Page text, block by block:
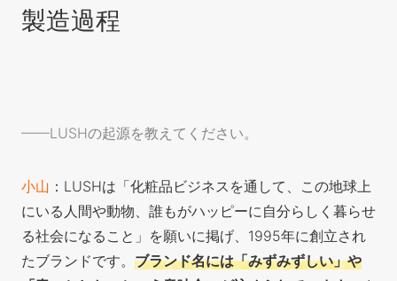
製造過程
——LUSHの起源を教えてください。
小山 ：LUSHは「化粧品ビジネスを通して、この地球上
にいる人間や動物、誰もがハッピーに自分らしく暮らせ
る社会になること」を願いに掲げ、1995年に創立され
たブランドです。 ブランド名には「みずみずしい」や